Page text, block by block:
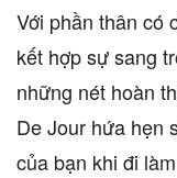
Với phần thân có
kết hợp sự sang
những nét hoàn
De Jour hứa hẹn
của bạn khi đi